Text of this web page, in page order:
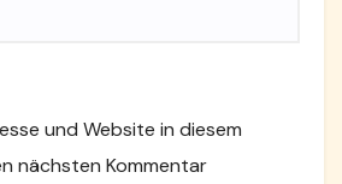
und Website in diesem
nächsten Kommentar